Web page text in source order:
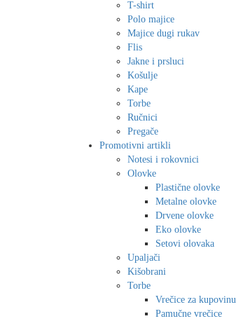
T-shirt
Polo majice
Majice dugi rukav
Flis
Jakne i prsluci
Košulje
Kape
Torbe
Ručnici
Pregače
Promotivni artikli
Notesi i rokovnici
Olovke
Plastične olovke
Metalne olovke
Drvene olovke
Eko olovke
Setovi olovaka
Upaljači
Kišobrani
Torbe
Vrečice za kupovinu
Pamučne vrečice